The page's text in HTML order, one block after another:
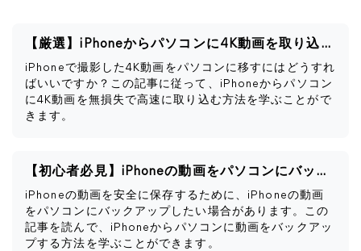
【厳選】iPhoneからパソコンに4K動画を取り込む方法
iPhoneで撮影した4K動画をパソコンに移すにはどうすれ
ばいいですか？この記事に従って、iPhoneからパソコン
に4K動画を無損失で高速に取り込む方法を学ぶことがで
きます。
【初心者必見】iPhoneの動画をパソコンにバックアップする方法
iPhoneの動画を安全に保存するために、iPhoneの動画
をパソコンにバックアップしたい場合があります。この
記事を読んで、iPhoneからパソコンに動画をバックアッ
プする方法を学ぶことができます。